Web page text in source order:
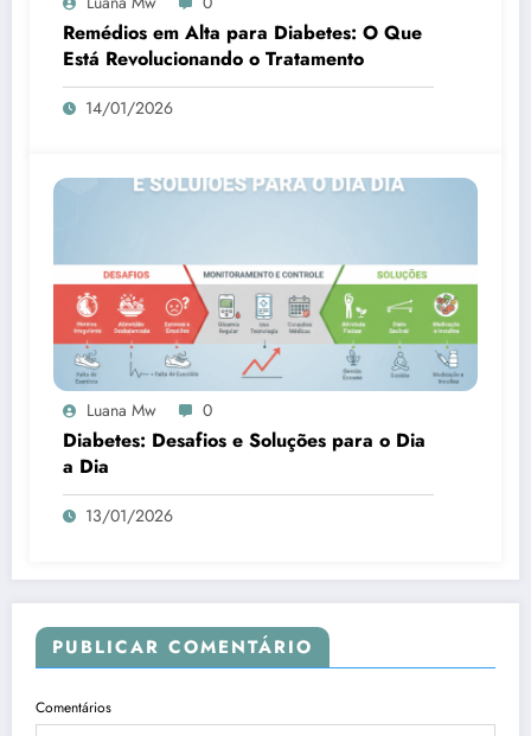
Remédios em Alta para Diabetes: O Que
Está Revolucionando o Tratamento
14/01/2026
Luana Mw 0
Diabetes: Desafios e Soluções para o Dia
a Dia
13/01/2026
PUBLICAR COMENTÁRIO
Comentários